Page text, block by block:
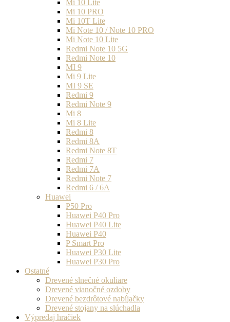
Mi 10 Lite
Mi 10 PRO
Mi 10T Lite
Mi Note 10 / Note 10 PRO
Mi Note 10 Lite
Redmi Note 10 5G
Redmi Note 10
MI 9
Mi 9 Lite
MI 9 SE
Redmi 9
Redmi Note 9
Mi 8
Mi 8 Lite
Redmi 8
Redmi 8A
Redmi Note 8T
Redmi 7
Redmi 7A
Redmi Note 7
Redmi 6 / 6A
Huawei
P50 Pro
Huawei P40 Pro
Huawei P40 Lite
Huawei P40
P Smart Pro
Huawei P30 Lite
Huawei P30 Pro
Ostatné
Drevené slnečné okuliare
Drevené vianočné ozdoby
Drevené bezdrôtové nabíjačky
Drevené stojany na slúchadla
Výpredaj hračiek